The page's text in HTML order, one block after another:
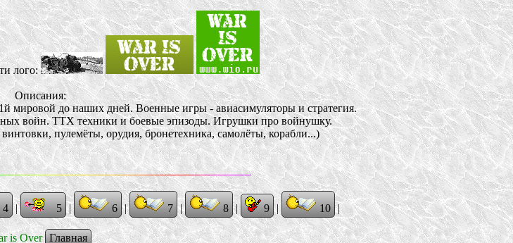
лого:
Описания:
мировой до наших дней. Военные игры - авиасимуляторы и стратегия.
войн. ТТХ техники и боевые эпизоды. Игрушки про войнушку.
пулемёты, орудия, бронетехника, самолёты, корабли...)
4 | 5 | 6 | 7 | 8 | 9 | 10 |
is Over Главная